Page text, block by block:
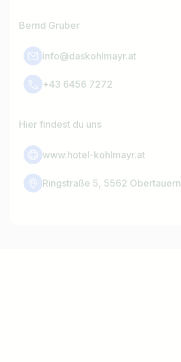
Bernd Gruber
info@daskohlmayr.at
+43 6456 7272
Hier findest du uns
www.hotel-kohlmayr.at
Ringstraße 5, 5562 Obertauern